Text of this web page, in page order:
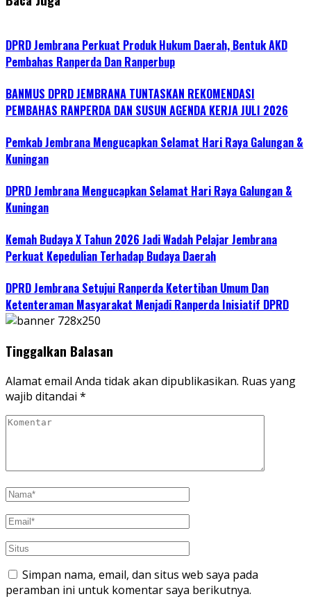
DPRD Jembrana Perkuat Produk Hukum Daerah, Bentuk AKD
Pembahas Ranperda Dan Ranperbup
BANMUS DPRD JEMBRANA TUNTASKAN REKOMENDASI
PEMBAHAS RANPERDA DAN SUSUN AGENDA KERJA JULI 2026
Pemkab Jembrana Mengucapkan Selamat Hari Raya Galungan &
Kuningan
DPRD Jembrana Mengucapkan Selamat Hari Raya Galungan &
Kuningan
Kemah Budaya X Tahun 2026 Jadi Wadah Pelajar Jembrana
Perkuat Kepedulian Terhadap Budaya Daerah
DPRD Jembrana Setujui Ranperda Ketertiban Umum Dan
Ketenteraman Masyarakat Menjadi Ranperda Inisiatif DPRD
Tinggalkan Balasan
Alamat email Anda tidak akan dipublikasikan. Ruas yang
wajib ditandai *
Simpan nama, email, dan situs web saya pada
peramban ini untuk komentar saya berikutnya.